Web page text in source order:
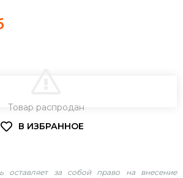
Товар распродан
оставляет за собой право на внесение